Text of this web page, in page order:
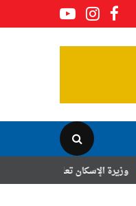
نتائج قرعة تخصيص أراضي